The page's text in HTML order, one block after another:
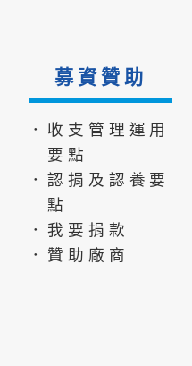
募資贊助
．收支管理運用
要點
．認捐及認養要
點
．我要捐款
．贊助廠商